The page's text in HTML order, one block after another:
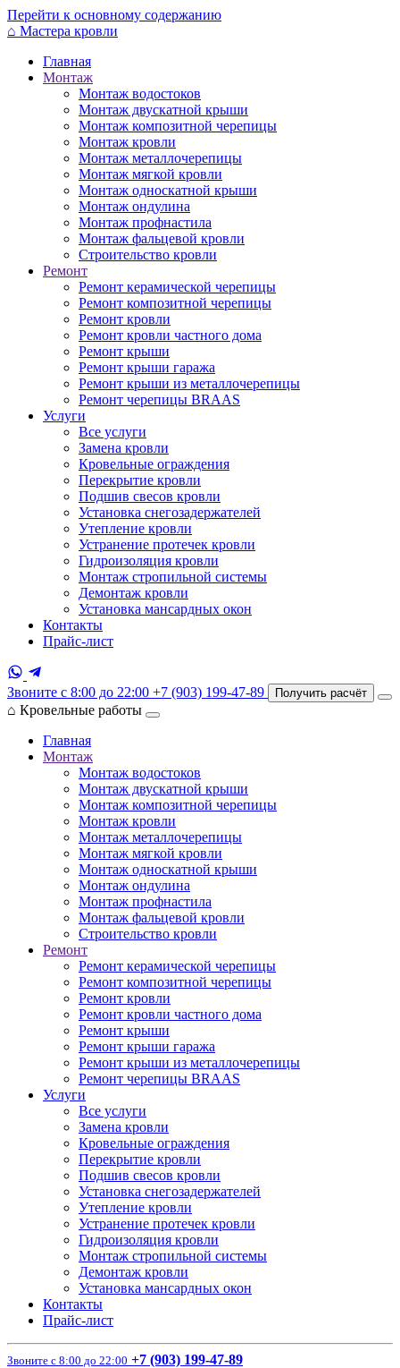
Перейти к основному содержанию
⌂ Мастера кровли
Главная
Монтаж
Монтаж водостоков
Монтаж двускатной крыши
Монтаж композитной черепицы
Монтаж кровли
Монтаж металлочерепицы
Монтаж мягкой кровли
Монтаж односкатной крыши
Монтаж ондулина
Монтаж профнастила
Монтаж фальцевой кровли
Строительство кровли
Ремонт
Ремонт керамической черепицы
Ремонт композитной черепицы
Ремонт кровли
Ремонт кровли частного дома
Ремонт крыши
Ремонт крыши гаража
Ремонт крыши из металлочерепицы
Ремонт черепицы BRAAS
Услуги
Все услуги
Замена кровли
Кровельные ограждения
Перекрытие кровли
Подшив свесов кровли
Установка снегозадержателей
Утепление кровли
Устранение протечек кровли
Гидроизоляция кровли
Монтаж стропильной системы
Демонтаж кровли
Установка мансардных окон
Контакты
Прайс-лист
Звоните с 8:00 до 22:00 +7 (903) 199-47-89 Получить расчёт
⌂ Кровельные работы
Главная
Монтаж
Монтаж водостоков
Монтаж двускатной крыши
Монтаж композитной черепицы
Монтаж кровли
Монтаж металлочерепицы
Монтаж мягкой кровли
Монтаж односкатной крыши
Монтаж ондулина
Монтаж профнастила
Монтаж фальцевой кровли
Строительство кровли
Ремонт
Ремонт керамической черепицы
Ремонт композитной черепицы
Ремонт кровли
Ремонт кровли частного дома
Ремонт крыши
Ремонт крыши гаража
Ремонт крыши из металлочерепицы
Ремонт черепицы BRAAS
Услуги
Все услуги
Замена кровли
Кровельные ограждения
Перекрытие кровли
Подшив свесов кровли
Установка снегозадержателей
Утепление кровли
Устранение протечек кровли
Гидроизоляция кровли
Монтаж стропильной системы
Демонтаж кровли
Установка мансардных окон
Контакты
Прайс-лист
Звоните с 8:00 до 22:00 +7 (903) 199-47-89